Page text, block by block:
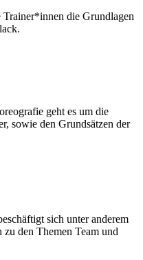
die Grundlagen
geht es um die
sowie den Grundsätzen der
sich unter anderem
den Themen Team und